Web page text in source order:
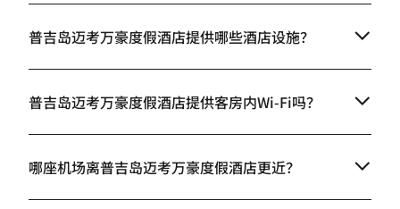
普吉岛迈考万豪度假酒店提供哪些酒店设施？
普吉岛迈考万豪度假酒店提供客房内Wi-Fi吗？
哪座机场离普吉岛迈考万豪度假酒店更近？